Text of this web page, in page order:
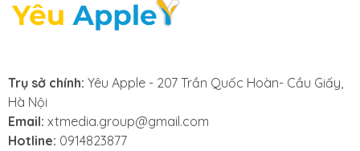
phổ biến:
- Mặt kính bị nứt hoặc vỡ nhưng màn hình vẫn hiển thị
- Cảm ứng vẫn nhạy, không bị đơ hay loạn.
- Kính bị trầy xước nặng, gây khó chịu khi sử dụng
hoặc ảnh hưởng đến hiển thị.
Trụ sở chính: Yêu Apple - 207 Trần Quốc Hoàn- Cầu Giấy,
Hà Nội
Email: xtmedia.group@gmail.com
Hotline: 0914823877